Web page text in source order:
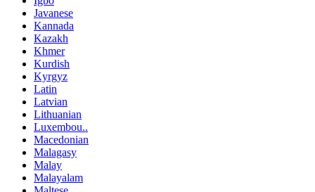
Javanese
Kannada
Kazakh
Khmer
Kurdish
Kyrgyz
Latin
Latvian
Lithuanian
Luxembou..
Macedonian
Malagasy
Malay
Malayalam